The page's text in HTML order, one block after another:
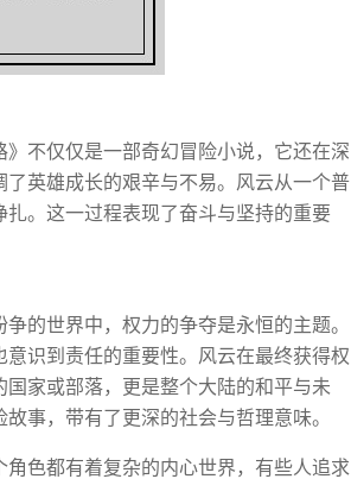
》不仅仅是一部奇幻冒险小说，它还在深
英雄成长的艰辛与不易。风云从一个普
。这一过程表现了奋斗与坚持的重要
的世界中，权力的争夺是永恒的主题。
识到责任的重要性。风云在最终获得权
家或部落，更是整个大陆的和平与未
事，带有了更深的社会与哲理意味。
色都有着复杂的内心世界，有些人追求